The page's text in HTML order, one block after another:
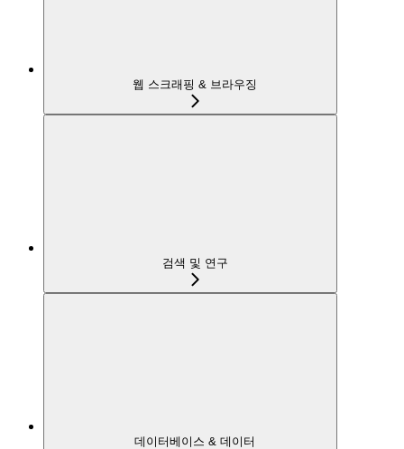
웹 스크래핑 & 브라우징
검색 및 연구
데이터베이스 & 데이터